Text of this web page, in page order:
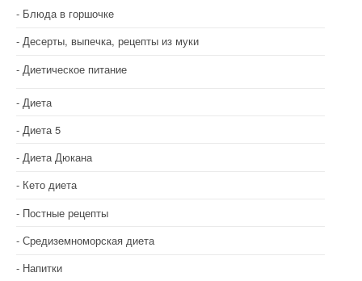
Блюда в горшочке
Десерты, выпечка, рецепты из муки
Диетическое питание
Диета
Диета 5
Диета Дюкана
Кето диета
Постные рецепты
Средиземноморская диета
Напитки